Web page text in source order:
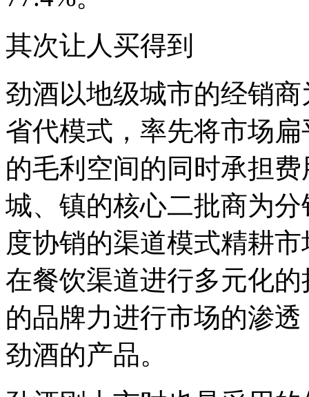
其次让人买得到
劲酒以地级城市的经销
省代模式，率先将市场
的毛利空间的同时承担
城、镇的核心二批商为
度协销的渠道模式精耕
在餐饮渠道进行多元化
的品牌力进行市场的渗
劲酒的产品。